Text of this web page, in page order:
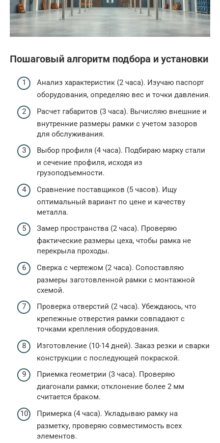
Пошаговый алгоритм подбора и установки
Анализ характеристик (2 часа). Изучаю паспорт
оборудования, определяю вес и точки давления.
Расчет габаритов (3 часа). Вычисляю внешние и
внутренние размеры рамки с учетом зазоров
для обслуживания.
Выбор профиля (4 часа). Подбираю марку стали
и сечение профиля, исходя из
грузоподъемности.
Сравнение поставщиков (5 часов). Ищу
оптимальный вариант по цене и качеству
металла.
Замер пространства (2 часа). Проверяю
фактические размеры цеха, чтобы рамка не
перекрыла проходы.
Сверка с чертежом (2 часа). Сопоставляю
размеры заготовленной рамки с монтажной
схемой.
Проверка отверстий (2 часа). Убеждаюсь, что
крепежные отверстия рамки совпадают с
точками крепления оборудования.
Изготовление (10-14 дней). Заказ резки и сварки
конструкции с последующей покраской.
Приемка геометрии (3 часа). Проверяю
диагонали рамки; отклонение более 2 мм
считается браком.
Примерка (4 часа). Укладываю рамку на
разметку, проверяю совместимость всех
элементов.